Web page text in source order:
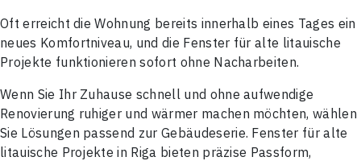
Oft erreicht die Wohnung bereits innerhalb eines Tages ein
neues Komfortniveau, und die Fenster für alte litauische
Projekte funktionieren sofort ohne Nacharbeiten.
Wenn Sie Ihr Zuhause schnell und ohne aufwendige
Renovierung ruhiger und wärmer machen möchten, wählen
Sie Lösungen passend zur Gebäudeserie. Fenster für alte
litauische Projekte in Riga bieten präzise Passform,